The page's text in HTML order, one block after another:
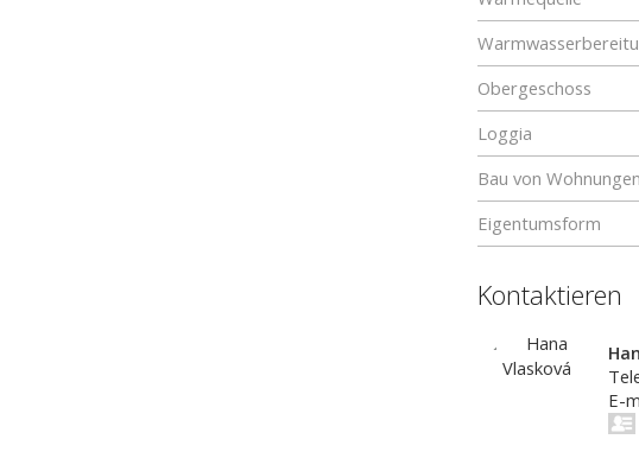
Obergeschoss
Loggia
Bau von Wohnungen
Eigentumsform
Kontaktieren
E-